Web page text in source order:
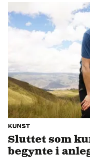
KUNST
Sluttet som
begynte i